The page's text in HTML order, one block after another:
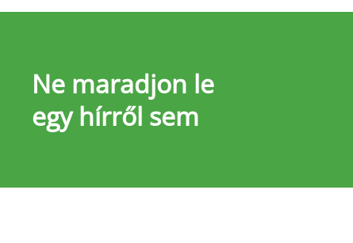
Ne maradjon le
egy hírről sem